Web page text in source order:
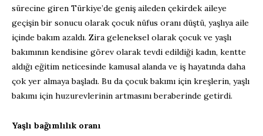
sürecine giren Türkiye’de geniş aileden çekirdek aileye
geçişin bir sonucu olarak çocuk nüfus oranı düştü, yaşlıya aile
içinde bakım azaldı. Zira geleneksel olarak çocuk ve yaşlı
bakımının kendisine görev olarak tevdi edildiği kadın, kentte
aldığı eğitim neticesinde kamusal alanda ve iş hayatında daha
çok yer almaya başladı. Bu da çocuk bakımı için kreşlerin, yaşlı
bakımı için huzurevlerinin artmasını beraberinde getirdi.
Yaşlı bağımlılık oranı